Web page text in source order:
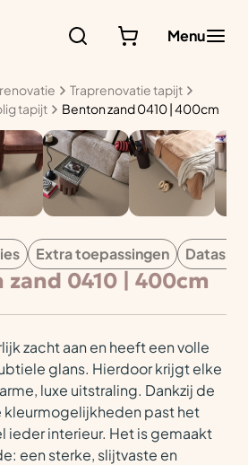
Menu
Traprenovatie tapijt
tapijt
Benton zand 0410 | 400cm
Extra toepassingen
zand 0410 | 400cm
zacht aan en heeft een volle
glans. Hierdoor krijgt elke
luxe uitstraling. Dankzij de
kleurmogelijkheden past het
ieder interieur. Het is gemaakt
een sterke, slijtvaste en